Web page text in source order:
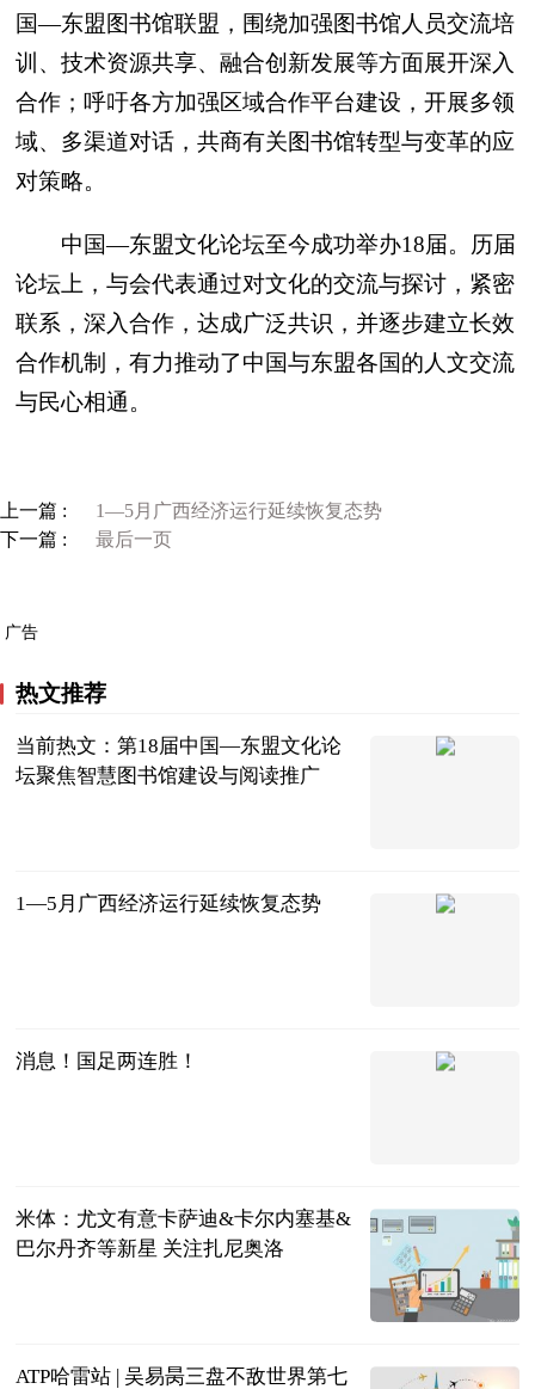
国—东盟图书馆联盟，围绕加强图书馆人员交流培
训、技术资源共享、融合创新发展等方面展开深入
合作；呼吁各方加强区域合作平台建设，开展多领
域、多渠道对话，共商有关图书馆转型与变革的应
对策略。
中国—东盟文化论坛至今成功举办18届。历届
论坛上，与会代表通过对文化的交流与探讨，紧密
联系，深入合作，达成广泛共识，并逐步建立长效
合作机制，有力推动了中国与东盟各国的人文交流
与民心相通。
上一篇 :
1—5月广西经济运行延续恢复态势
下一篇 :
最后一页
广告
热文推荐
当前热文：第18届中国—东盟文化论
坛聚焦智慧图书馆建设与阅读推广
1—5月广西经济运行延续恢复态势
消息！国足两连胜！
米体：尤文有意卡萨迪&卡尔内塞基&
巴尔丹齐等新星 关注扎尼奥洛
ATP哈雷站 | 吴易昺三盘不敌世界第七